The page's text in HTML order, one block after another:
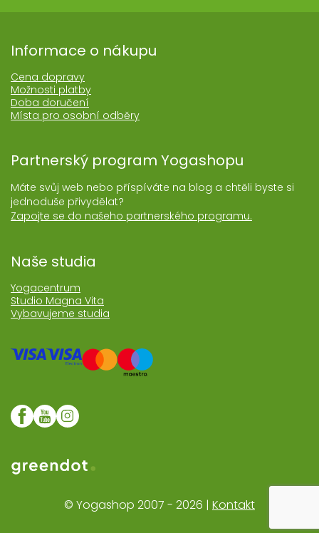
Informace o nákupu
Cena dopravy
Možnosti platby
Doba doručení
Místa pro osobní odběry
Partnerský program Yogashopu
Máte svůj web nebo příspíváte na blog a chtěli byste si
jednoduše přivydělat?
Zapojte se do našeho partnerského programu.
Naše studia
Yogacentrum
Studio Magna Vita
Vybavujeme studia
Web realozoval Greendot
© Yogashop 2007 - 2026 | Kontakt